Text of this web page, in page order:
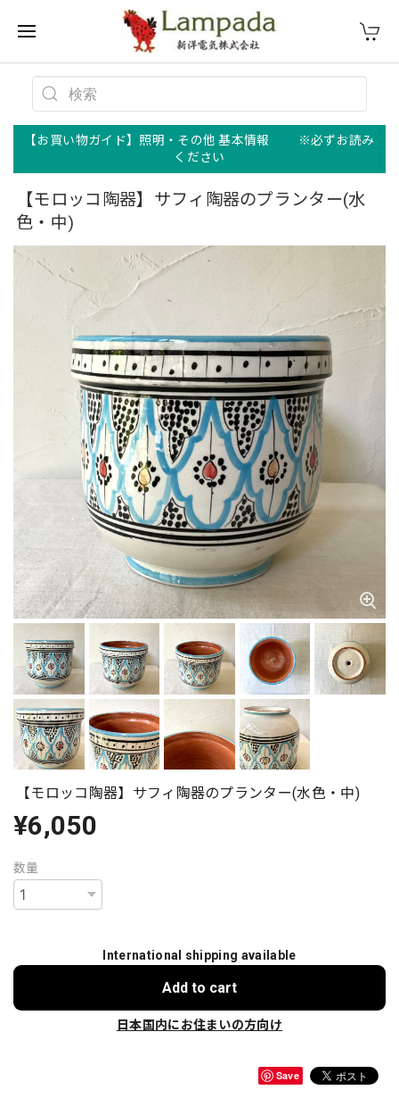
【お買い物ガイド】照明・その他 基本情報 ※必ずお読み
ください
【モロッコ陶器】サフィ陶器のプランター(水
色・中)
【モロッコ陶器】サフィ陶器のプランター(水色・中)
¥6,050
数量
International shipping available
Add to cart
日本国内にお住まいの方向け
Save